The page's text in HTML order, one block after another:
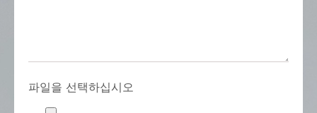
파일을 선택하십시오